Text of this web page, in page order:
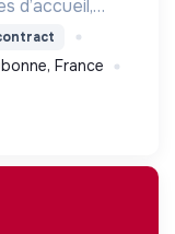
d’accueil,
pour leur
des femmes
France